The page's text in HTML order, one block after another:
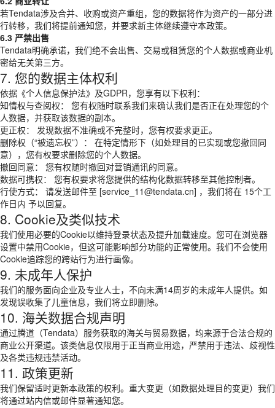
若Tendata涉及合并、收购或资产重组，您的数据将作为资产的一部分进
行转移，我们将提前通知您，并要求新主体继续遵守本政策。
6.3 严禁出售
Tendata明确承诺，我们绝不会出售、交易或租赁您的个人数据或商业机
密给无关第三方。
7. 您的数据主体权利
依据《个人信息保护法》及GDPR，您享有以下权利：
知情权与查阅权： 您有权随时联系我们来确认我们是否正在处理您的个
人数据，并获取该数据的副本。
更正权： 发现数据不准确或不完整时，您有权要求更正。
删除权（“被遗忘权”）： 在特定情形下（如处理目的已实现或您撤回同
意），您有权要求删除您的个人数据。
撤回同意： 您有权随时撤回对营销通讯的同意。
数据可携权： 您有权要求将您提供的结构化数据转移至其他控制者。
行使方式： 请发送邮件至 [service_11@tendata.cn] ，我们将在 15个工
作日内 予以回复。
8. Cookie及类似技术
我们使用必要的Cookie以维持登录状态及提升加载速度。您可在浏览器
设置中禁用Cookie，但这可能影响部分功能的正常使用。我们不会使用
Cookie追踪您的跨站行为进行画像。
9. 未成年人保护
我们的服务面向企业及专业人士，不向未满14周岁的未成年人提供。如
发现误收集了儿童信息，我们将立即删除。
10. 海关数据合规声明
通过腾道（Tendata）服务获取的海关与贸易数据，均来源于合法合规的
商业公开渠道。该类信息仅限用于正当商业用途，严禁用于违法、歧视性
及各类违规违禁活动。
11. 政策更新
我们保留适时更新本政策的权利。重大变更（如数据处理目的变更）我们
将通过站内信或邮件显著通知您。